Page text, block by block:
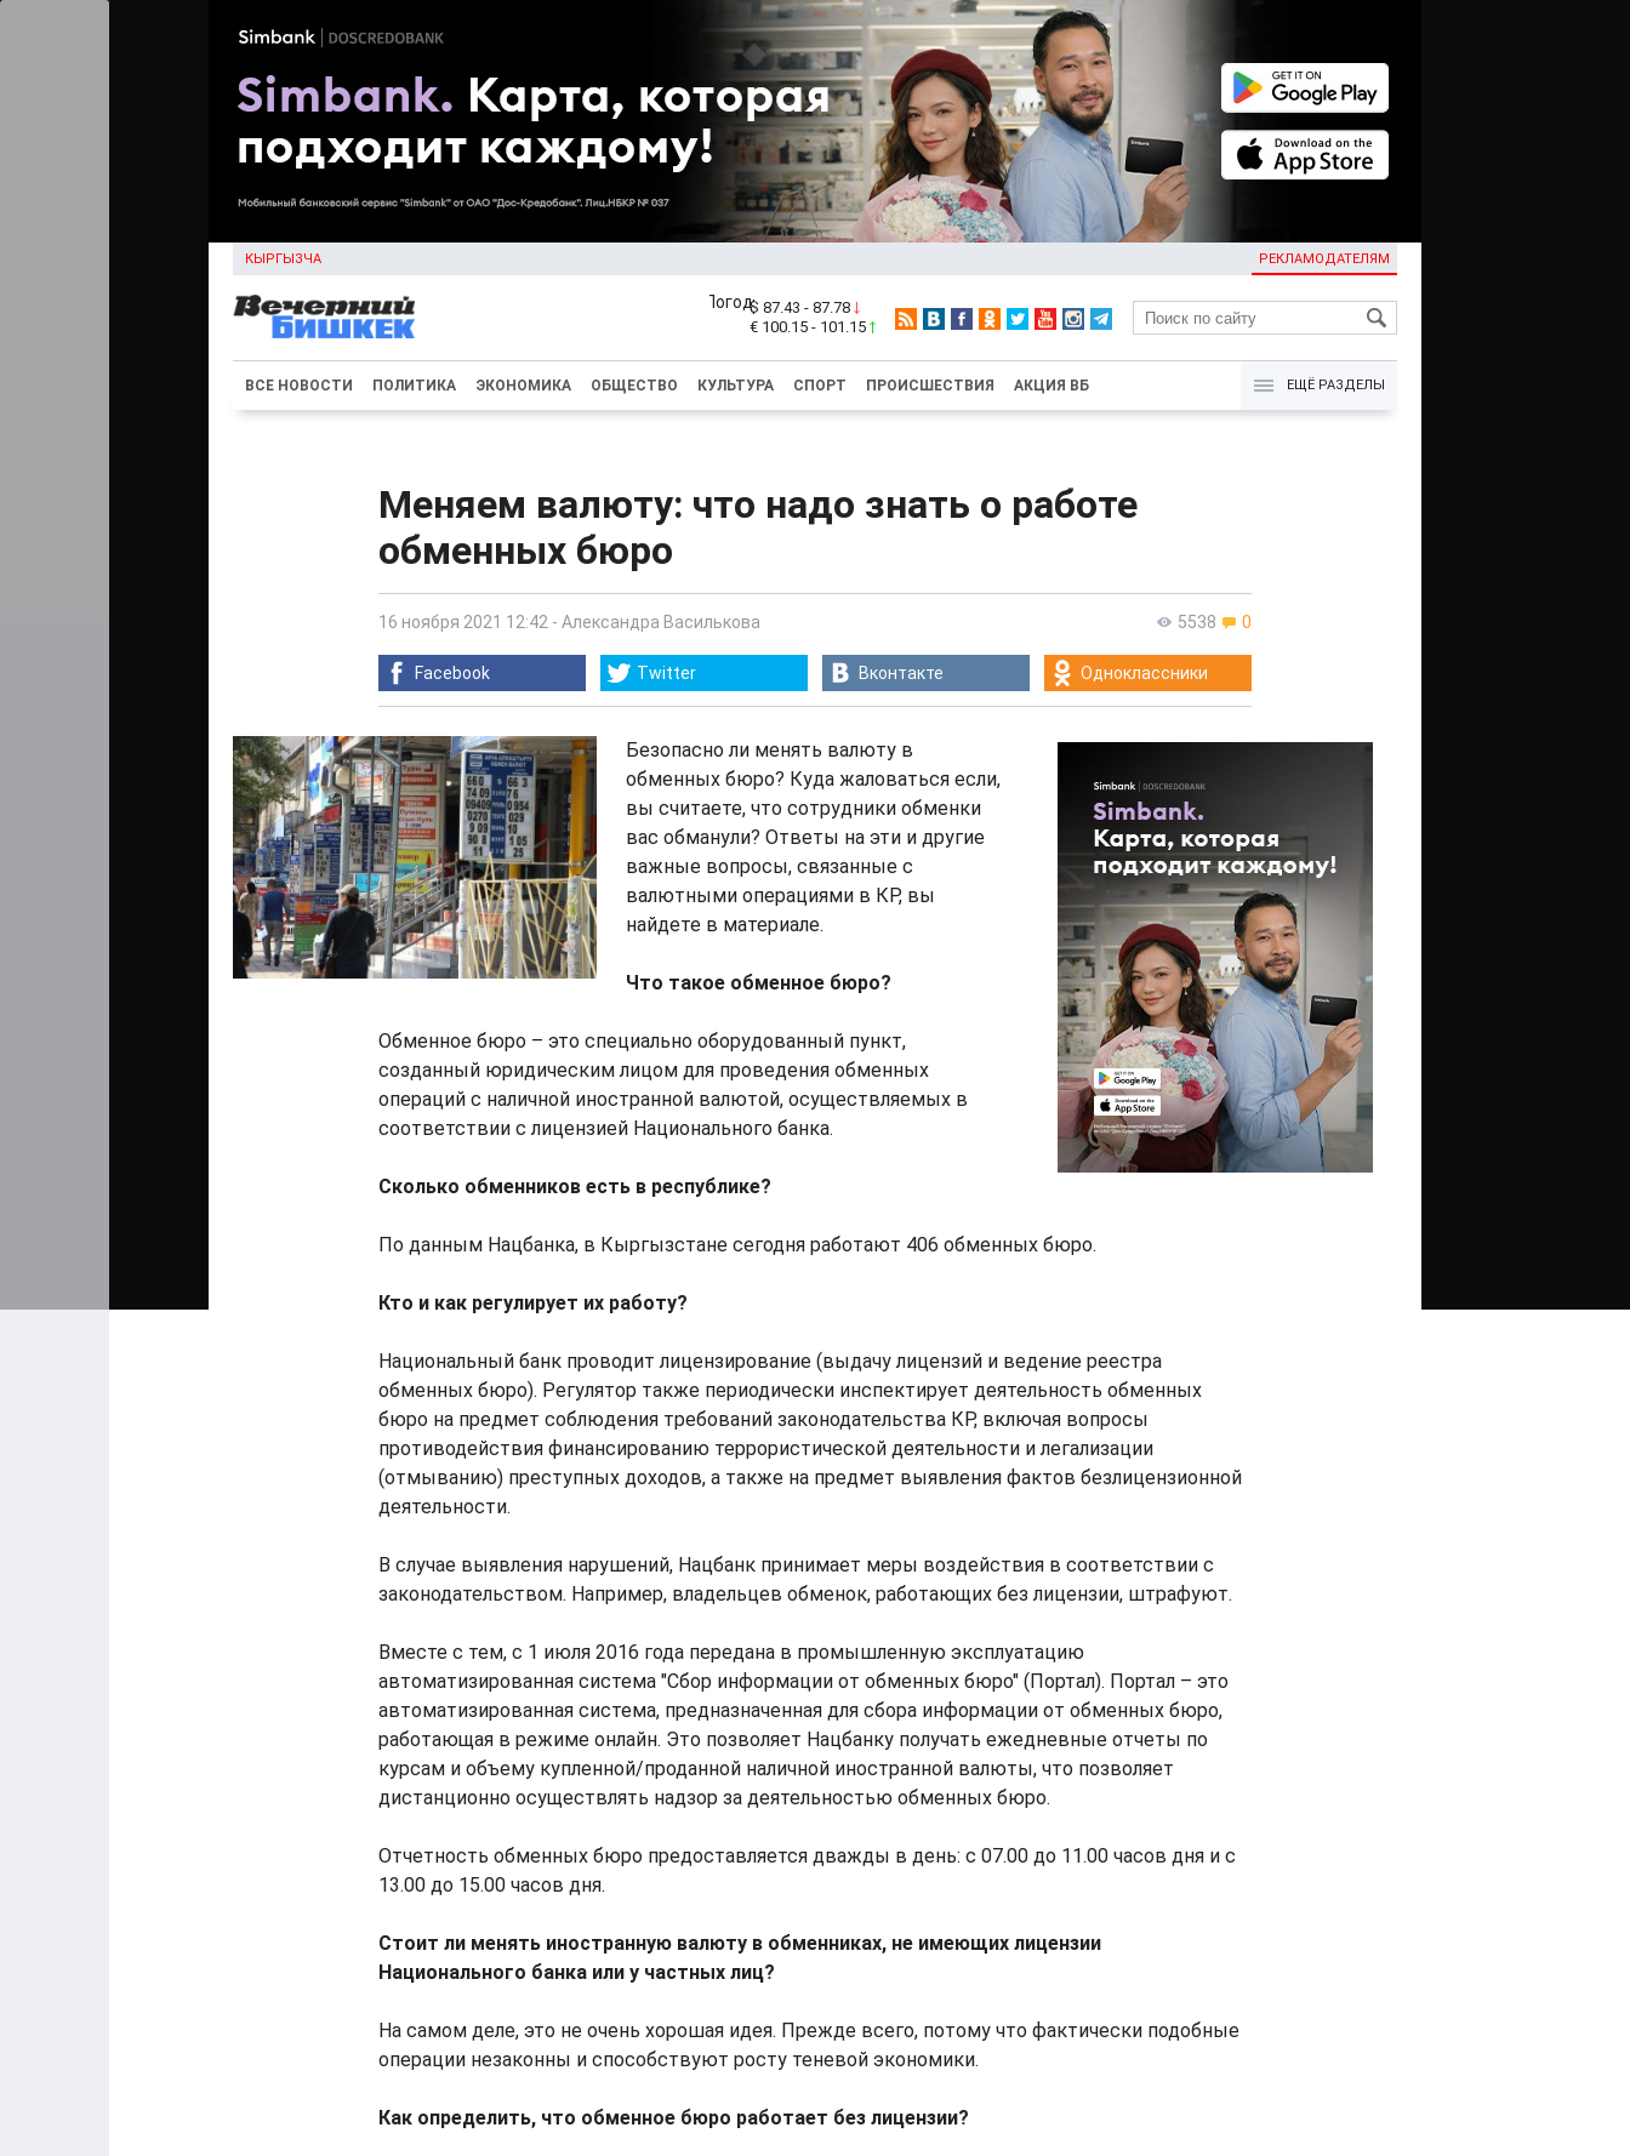
КЫРГЫЗЧА РЕКЛАМОДАТЕЛЯМ
KG
$ 87.43 - 87.78
€ 100.15 - 101.15
ВСЕ НОВОСТИ ПОЛИТИКА ЭКОНОМИКА ОБЩЕСТВО КУЛЬТУРА СПОРТ ПРОИСШЕСТВИЯ АКЦИЯ ВБ ЕЩЁ РАЗДЕЛЫ
Меняем валюту: что надо знать о работе
обменных бюро
5538 0
16 ноября 2021 12:42 - Александра Василькова
Facebook Twitter Вконтакте Одноклассники
Безопасно ли менять валюту в
обменных бюро? Куда жаловаться если,
вы считаете, что сотрудники обменки
вас обманули? Ответы на эти и другие
важные вопросы, связанные с
валютными операциями в КР, вы
найдете в материале.
Что такое обменное бюро?
Обменное бюро – это специально оборудованный пункт,
созданный юридическим лицом для проведения обменных
операций с наличной иностранной валютой, осуществляемых в
соответствии с лицензией Национального банка.
Сколько обменников есть в республике?
По данным Нацбанка, в Кыргызстане сегодня работают 406 обменных бюро.
Кто и как регулирует их работу?
Национальный банк проводит лицензирование (выдачу лицензий и ведение реестра
обменных бюро). Регулятор также периодически инспектирует деятельность обменных
бюро на предмет соблюдения требований законодательства КР, включая вопросы
противодействия финансированию террористической деятельности и легализации
(отмыванию) преступных доходов, а также на предмет выявления фактов безлицензионной
деятельности.
В случае выявления нарушений, Нацбанк принимает меры воздействия в соответствии с
законодательством. Например, владельцев обменок, работающих без лицензии, штрафуют.
Вместе с тем, с 1 июля 2016 года передана в промышленную эксплуатацию
автоматизированная система "Сбор информации от обменных бюро" (Портал). Портал – это
автоматизированная система, предназначенная для сбора информации от обменных бюро,
работающая в режиме онлайн. Это позволяет Нацбанку получать ежедневные отчеты по
курсам и объему купленной/проданной наличной иностранной валюты, что позволяет
дистанционно осуществлять надзор за деятельностью обменных бюро.
Отчетность обменных бюро предоставляется дважды в день: с 07.00 до 11.00 часов дня и с
13.00 до 15.00 часов дня.
Стоит ли менять иностранную валюту в обменниках, не имеющих лицензии
Национального банка или у частных лиц?
На самом деле, это не очень хорошая идея. Прежде всего, потому что фактически подобные
операции незаконны и способствуют росту теневой экономики.
Как определить, что обменное бюро работает без лицензии?